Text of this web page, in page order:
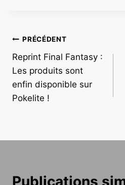
Navigation
de
l’article
PRÉCÉDENT
Reprint Final Fantasy :
Les produits sont
enfin disponible sur
Pokelite !
Publications